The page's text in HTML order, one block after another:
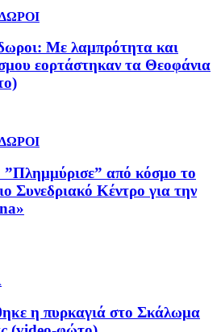
Με λαμπρότητα και
εορτάστηκαν τα Θεοφάνια
”Πλημμύρισε” από κόσμο το
Συνεδριακό Κέντρο για την
η πυρκαγιά στο Σκάλωμα